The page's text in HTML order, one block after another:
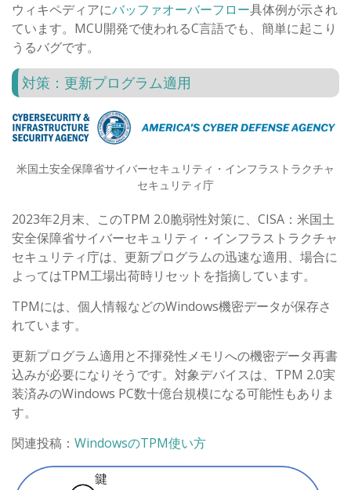
ウィキペディアにバッファオーバーフロー具体例が示され
ています。MCU開発で使われるC言語でも、簡単に起こり
うるバグです。
対策：更新プログラム適用
米国土安全保障省サイバーセキュリティ・インフラストラクチャ
セキュリティ庁
2023年2月末、このTPM 2.0脆弱性対策に、CISA：米国土
安全保障省サイバーセキュリティ・インフラストラクチャ
セキュリティ庁は、更新プログラムの迅速な適用、場合に
よってはTPM工場出荷時リセットを指摘しています。
TPMには、個人情報などのWindows機密データが保存さ
れています。
更新プログラム適用と不揮発性メモリへの機密データ再書
込みが必要になりそうです。対象デバイスは、TPM 2.0実
装済みのWindows PC数十億台規模になる可能性もありま
す。
関連投稿： WindowsのTPM使い方